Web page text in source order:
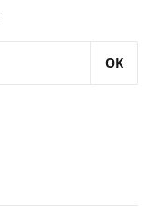
OK